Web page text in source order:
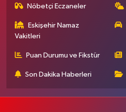
Nöbetçi Eczaneler
Eskişehir Namaz
Vakitleri
Puan Durumu ve Fikstür
Son Dakika Haberleri